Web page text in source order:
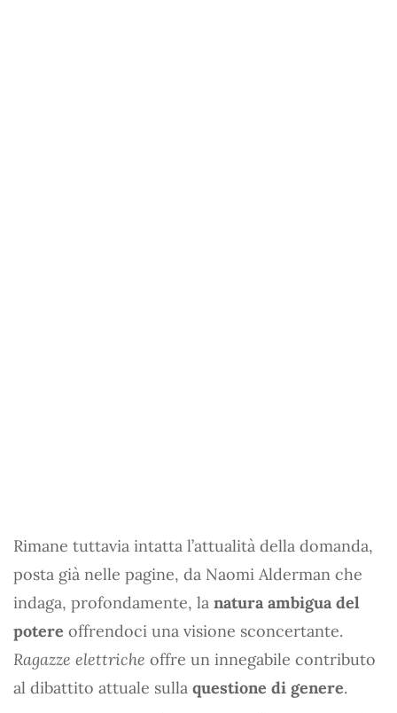
Rimane tuttavia intatta l’attualità della domanda,
posta già nelle pagine, da Naomi Alderman che
indaga, profondamente, la natura ambigua del
potere offrendoci una visione sconcertante.
Ragazze elettriche offre un innegabile contributo
al dibattito attuale sulla questione di genere.